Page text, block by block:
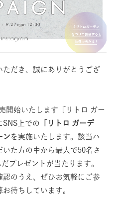
ただき、誠にありがとうござ
開始いたします『リトロ ガー
SNS上での 「リトロ ガーデ
ン を実施いたします。該当ハ
た方の中から最大で50名さ
プレゼントが当たります。
のうえ、ぜひお気軽にご参
待ちしています。